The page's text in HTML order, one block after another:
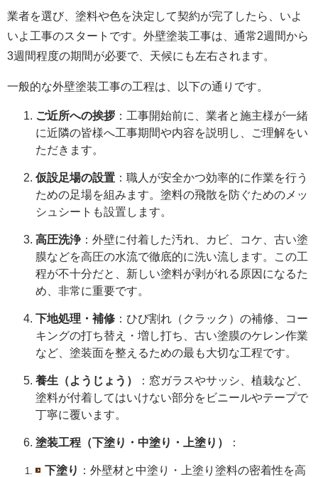
業者を選び、塗料や色を決定して契約が完了したら、いよ
いよ工事のスタートです。外壁塗装工事は、通常2週間から
3週間程度の期間が必要で、天候にも左右されます。
一般的な外壁塗装工事の工程は、以下の通りです。
ご近所への挨拶：工事開始前に、業者と施主様が一緒
に近隣の皆様へ工事期間や内容を説明し、ご理解をい
ただきます。
仮設足場の設置 ：職人が安全かつ効率的に作業を行う
ための足場を組みます。塗料の飛散を防ぐためのメッ
シュシートも設置します。
高圧洗浄：外壁に付着した汚れ、カビ、コケ、古い塗
膜などを高圧の水流で徹底的に洗い流します。この工
程が不十分だと、新しい塗料が剥がれる原因になるた
め、非常に重要です。
下地処理・補修 ：ひび割れ（クラック）の補修、コー
キングの打ち替え・増し打ち、古い塗膜のケレン作業
など、塗装面を整えるための最も大切な工程です。
養生（ようじょう）
：窓ガラスやサッシ、植栽など、
塗料が付着してはいけない部分をビニールやテープで
丁寧に覆います。
塗装工程（下塗り・中塗り・上塗り） ：
下塗り ：外壁材と中塗り・上塗り塗料の密着性を高